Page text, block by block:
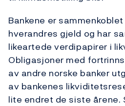
Bankene er
hverandres gjeld og har
likeartede verdipapirer i
Obligasjoner med
av andre norske banker
av bankenes
lite endret de siste årene.